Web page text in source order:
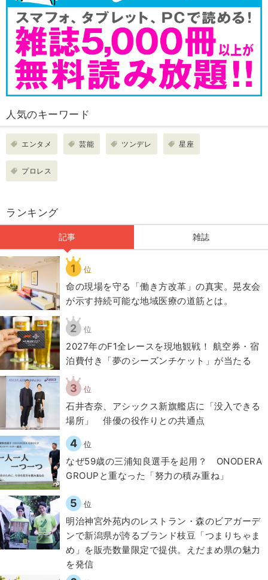
人気のキーワード
エンタメ 芸能 ツンデレ 星座
プロレス
ランキング
記事 雑誌
1 位
​命の現場を守る「働き方改革」の真実。晃友会
が示す持続可能な地域医療の道筋とは。
2 位
2027年のF1全レースを現地観戦！ 航空券・宿
泊費付き「夢のシーズンチケット」が当たる
3 位
石井杏奈、アシックス新旗艦店に「没入できる
場所」 俳優の役作りとの共通点
4 位
なぜ59歳の三浦知良選手を起用？ ONODERA
GROUPと重なった「努力の積み重ね」
5 位
明治神宮外苑内のレストラン・森のビアガーデ
ンで新潟県が誇るブランド枝豆「つまりちゃま
め」を販売数量限定で提供。えだまめ県の魅力
を発信